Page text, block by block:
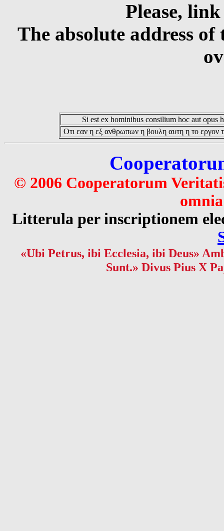
Please,
The absolute address
Si est ex hominibus consilium hoc aut opus
Οτι εαν η εξ ανθρωπων η βουλη αυτη η το εργον
© 2006 Cooperatorum
Litterula per inscriptionem
«Ubi Petrus, ibi Ecclesia, ibi Deus»
Sunt.» Divus Pius X